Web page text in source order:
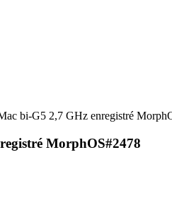
bi-G5 2,7 GHz enregistré
MorphOS#2478